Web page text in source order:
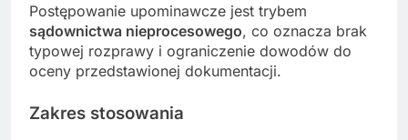
Postępowanie upominawcze jest trybem
sądownictwa nieprocesowego, co oznacza brak
typowej rozprawy i ograniczenie dowodów do
oceny przedstawionej dokumentacji.
Zakres stosowania